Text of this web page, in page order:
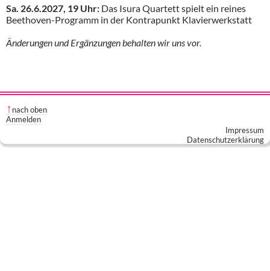
Sa. 26.6.2027, 19 Uhr: Das Isura Quartett spielt ein reines
Beethoven-Programm in der Kontrapunkt Klavierwerkstatt
Änderungen und Ergänzungen behalten wir uns vor.
nach oben
Anmelden
Impressum
Datenschutzerklärung